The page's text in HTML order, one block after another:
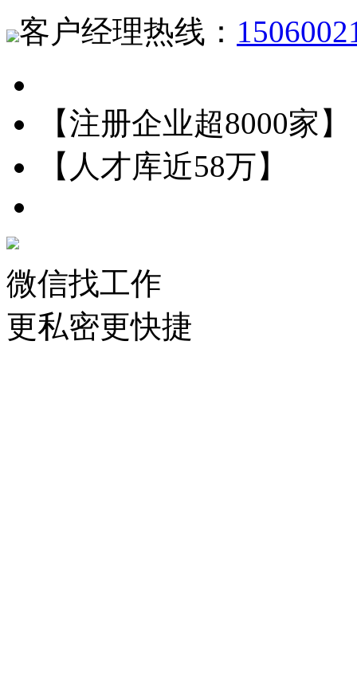
客户经理热线：
【注册企业超8000家】
【人才库近58万】
微信找工作
更私密更快捷